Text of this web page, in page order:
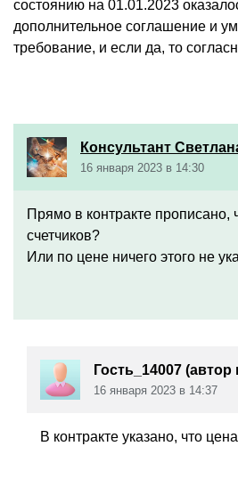
состоянию на 01.01.2023
дополнительное соглашение и
требование, и если да, то
Консультант
16 января 2023 в 14:30
Прямо в контракте прописано,
счетчиков?
Или по цене ничего этого не
Гость_14007
16 января 2023 в 14:37
В контракте указано, что